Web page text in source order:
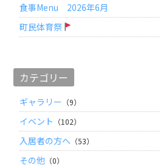
食事Menu 2026年6月
町民体育祭
カテゴリー
ギャラリー （9）
イベント （102）
入居者の方へ （53）
その他 （0）